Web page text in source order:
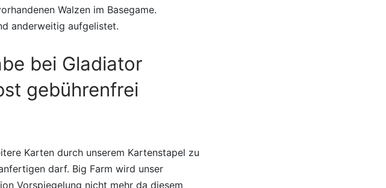
Walzen im Basegame.
anderweitig aufgelistet.
bei Gladiator
gebührenfrei
Karten durch unserem Kartenstapel zu
darf. Big Farm wird unser
Vorspiegelung nicht mehr da diesem